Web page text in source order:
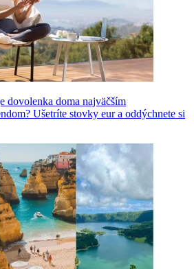
dovolenka doma najväčším
Ušetríte stovky eur a oddýchnete si